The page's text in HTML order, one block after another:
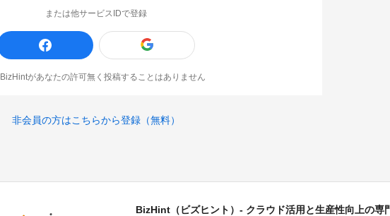
または他サービスIDで登録
BizHintがあなたの許可無く投稿することはありません
非会員の方はこちらから登録（無料）
BizHint（ビズヒント）- クラウド活用と生産性向上の専